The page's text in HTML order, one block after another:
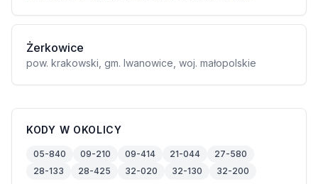
Żerkowice
pow. krakowski, gm. Iwanowice, woj. małopolskie
KODY W OKOLICY
05-840 09-210 09-414 21-044
27-580
28-133
28-425 32-020 32-130 32-200